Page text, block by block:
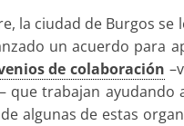
la ciudad de Burgos
un acuerdo para
de colaboración
que trabajan
algunas de estas